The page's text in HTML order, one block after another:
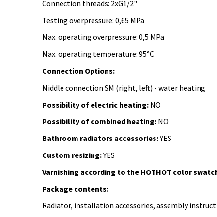
Connection threads: 2xG1/2"
Testing overpressure: 0,65 MPa
Max. operating overpressure: 0,5 MPa
Max. operating temperature: 95°C
Connection Options:
Middle connection SM (right, left) - water heating
Possibility of electric heating: NO
Possibility of combined heating: NO
Bathroom radiators accessories:YES
Custom resizing:YES
Varnishing according to the HOTHOT color
Package contents:
Radiator, installation accessories, assembly